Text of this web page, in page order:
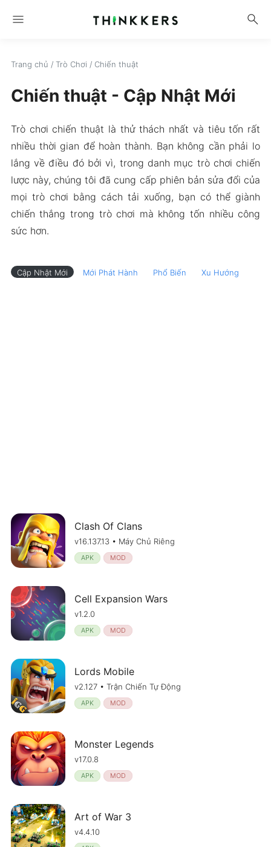
menu search
Trang chủ / Trò Chơi / Chiến thuật
Chiến thuật - Cập Nhật Mới
Trò chơi chiến thuật là thử thách nhất và tiêu tốn rất
nhiều thời gian để hoàn thành. Bạn không cần phải lo
lắng về điều đó bởi vì, trong danh mục trò chơi chiến
lược này, chúng tôi đã cung cấp phiên bản sửa đổi của
mọi trò chơi bằng cách tải xuống, bạn có thể giành
chiến thắng trong trò chơi mà không tốn nhiều công
sức hơn.
Cập Nhật Mới Mới Phát Hành Phổ Biến Xu Hướng
Clash Of Clans
v16.137.13 • Máy Chủ Riêng
APK MOD
Cell Expansion Wars
v1.2.0
APK MOD
Lords Mobile
v2.127 • Trận Chiến Tự Động
APK MOD
Monster Legends
v17.0.8
APK MOD
Art of War 3
v4.4.10